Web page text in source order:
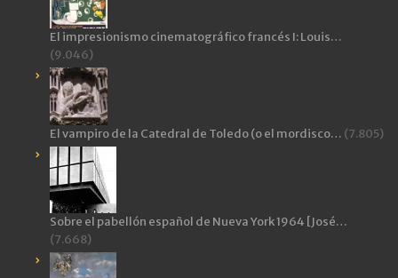
El impresionismo cinematográfico francés I: Louis…
(9.046)
El vampiro de la Catedral de Toledo (o el mordisco… (7.805)
Sobre el pabellón español de Nueva York 1964 [José…
(7.668)